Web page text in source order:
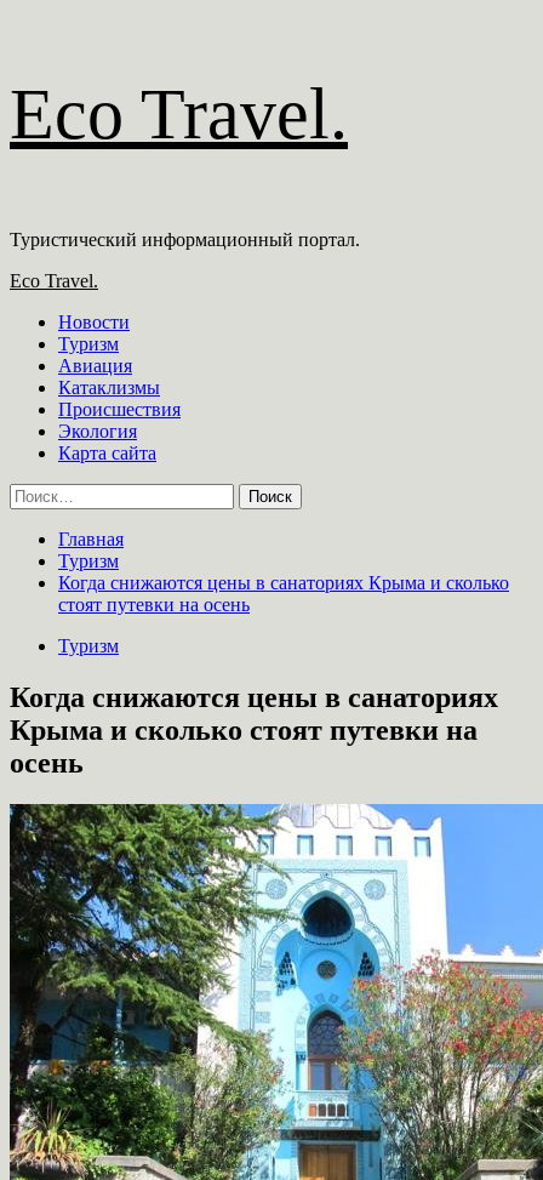
содержимому
Eco Travel.
Туристический информационный портал.
Основное
Eco Travel.
Новости
Туризм
Авиация
Катаклизмы
Происшествия
Экология
Карта сайта
Найти:
Главная
Туризм
Когда снижаются цены в санаториях Крыма и сколько
стоят путевки на осень
Туризм
Когда снижаются цены в санаториях
Крыма и сколько стоят путевки на
осень